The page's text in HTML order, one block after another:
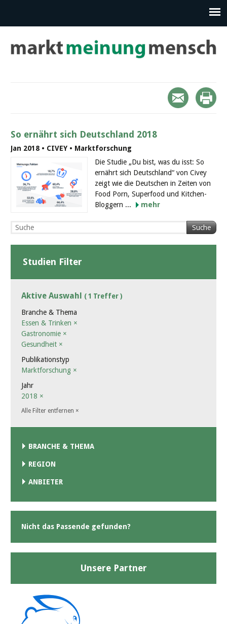
So ernährt sich Deutschland 2018
Jan 2018 • CIVEY • Marktforschung
Die Studie „Du bist, was du isst: So
ernährt sich Deutschland“ von Civey
zeigt wie die Deutschen in Zeiten von
Food Porn, Superfood und Kitchen-
Bloggern ...
mehr
Suche
Studien Filter
Aktive Auswahl ( 1 Treffer )
Branche & Thema
Essen & Trinken ×
Gastronomie ×
Gesundheit ×
Publikationstyp
Marktforschung ×
Jahr
2018 ×
Alle Filter entfernen ×
BRANCHE & THEMA
REGION
ANBIETER
Nicht das Passende gefunden?
Unsere Partner